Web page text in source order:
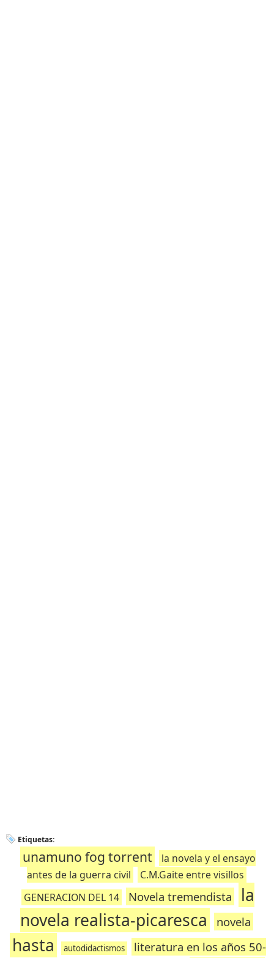
Etiquetas:
unamuno fog torrent
la novela y el ensayo
antes de la guerra civil
C.M.Gaite entre visillos
GENERACION DEL 14
Novela tremendista
la
novela realista-picaresca
novela
hasta autodidactismos
literatura en los años 50-